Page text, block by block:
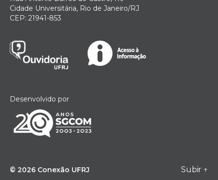
Cidade Universitária, Rio de Janeiro/RJ
CEP: 21941-853
Desenvolvido por
© 2026 Conexão UFRJ Subir ↑